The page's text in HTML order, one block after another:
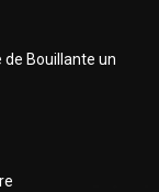
Bouillante un